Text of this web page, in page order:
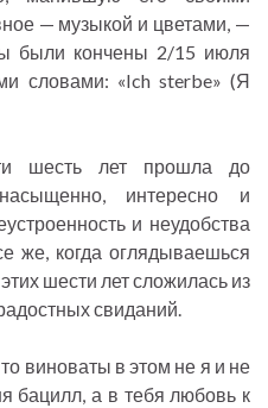
— музыкой и цветами, —
были кончены 2/15 июля
словами: «Ich sterbe» (Я
шесть лет прошла до
интересно и
и неудобства
же, когда оглядываешься
шести лет сложилась из
свиданий.
виноваты в этом не я и не
бацилл, а в тебя любовь к